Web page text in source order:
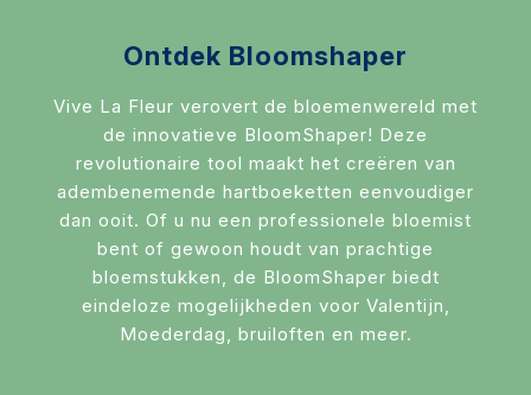
Ontdek Bloomshaper
Vive La Fleur verovert de bloemenwereld met
de innovatieve BloomShaper! Deze
revolutionaire tool maakt het creëren van
adembenemende hartboeketten eenvoudiger
dan ooit. Of u nu een professionele bloemist
bent of gewoon houdt van prachtige
bloemstukken, de BloomShaper biedt
eindeloze mogelijkheden voor Valentijn,
Moederdag, bruiloften en meer.